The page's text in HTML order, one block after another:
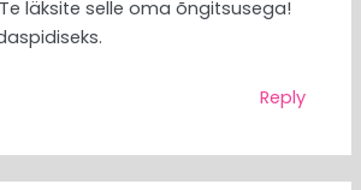
läksite selle oma õngitsusega!
Reply